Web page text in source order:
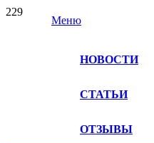
Меню
НОВОСТИ
СТАТЬИ
ОТЗЫВЫ